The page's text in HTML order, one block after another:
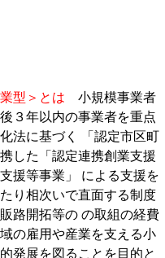
業型＞とは 小規模事業者
３年以内の事業者を重点
法に基づく 「認定市区町
した「認定連携創業支援
援等事業」 による支援を
り相次いで直面する制度
路開拓等の の取組の経費
の雇用や産業を支える小
発展を図ることを目的と